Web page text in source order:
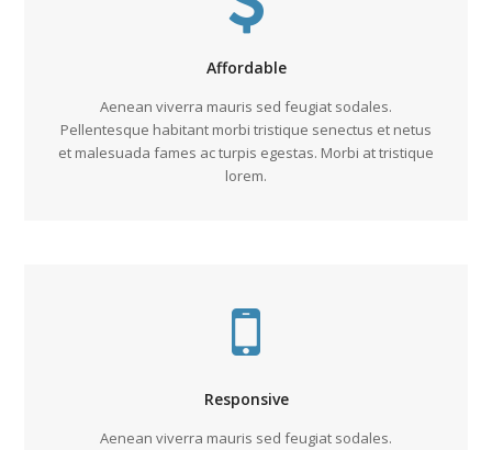
Affordable
Aenean viverra mauris sed feugiat sodales.
Pellentesque habitant morbi tristique senectus et netus
et malesuada fames ac turpis egestas. Morbi at tristique
lorem.
Responsive
Aenean viverra mauris sed feugiat sodales.